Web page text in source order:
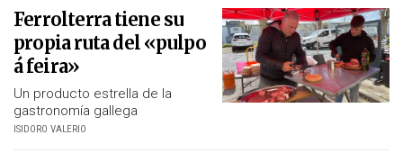
Ferrolterra tiene su
propia ruta del «pulpo
á feira»
Un producto estrella de la
gastronomía gallega
ISIDORO VALERIO